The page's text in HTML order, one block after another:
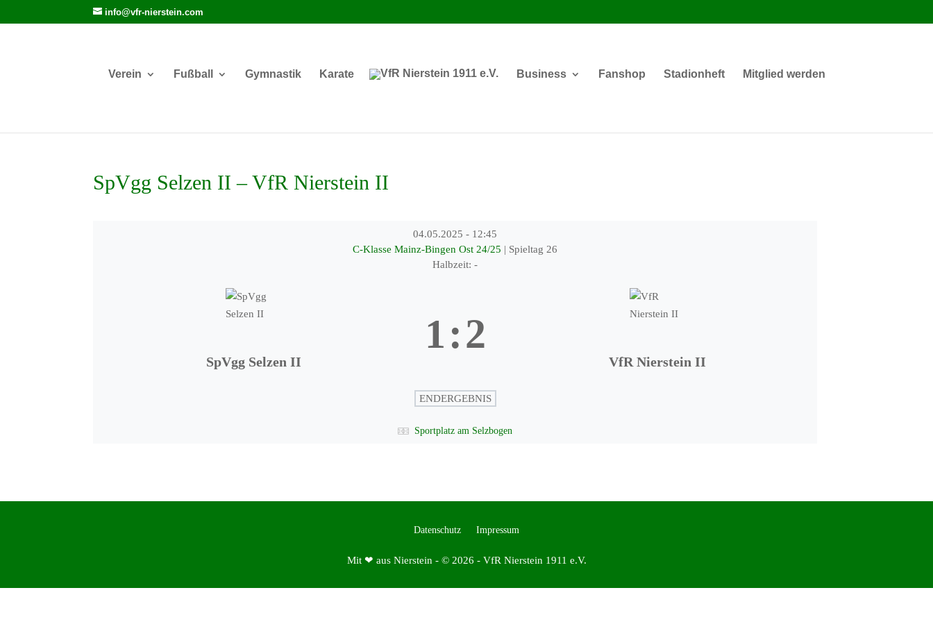
info@vfr-nierstein.com
Verein Fußball Gymnastik Karate Business Fanshop Stadionheft Mitglied werden
SpVgg Selzen II – VfR Nierstein II
04.05.2025 - 12:45
C-Klasse Mainz-Bingen Ost 24/25 | Spieltag 26
Halbzeit: -
SpVgg Selzen II
1:2
VfR Nierstein II
ENDERGEBNIS
Sportplatz am Selzbogen
Datenschutz Impressum
Mit ❤ aus Nierstein - © 2026 - VfR Nierstein 1911 e.V.